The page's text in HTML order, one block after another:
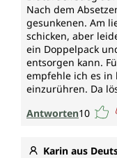
Nach dem
gesunkenen. Am
schicken, aber
ein Doppelpack
entsorgen kann.
empfehle ich es in
einzurühren. Da
Antworten10
Karin aus